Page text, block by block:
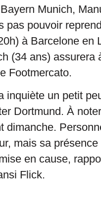
Munich,
pas pouvoir
à Barcelone en
(34 ans) assurera
Footmercato.
inquiète un petit
Dortmund. À
dimanche.
mais sa
en cause,
Flick.